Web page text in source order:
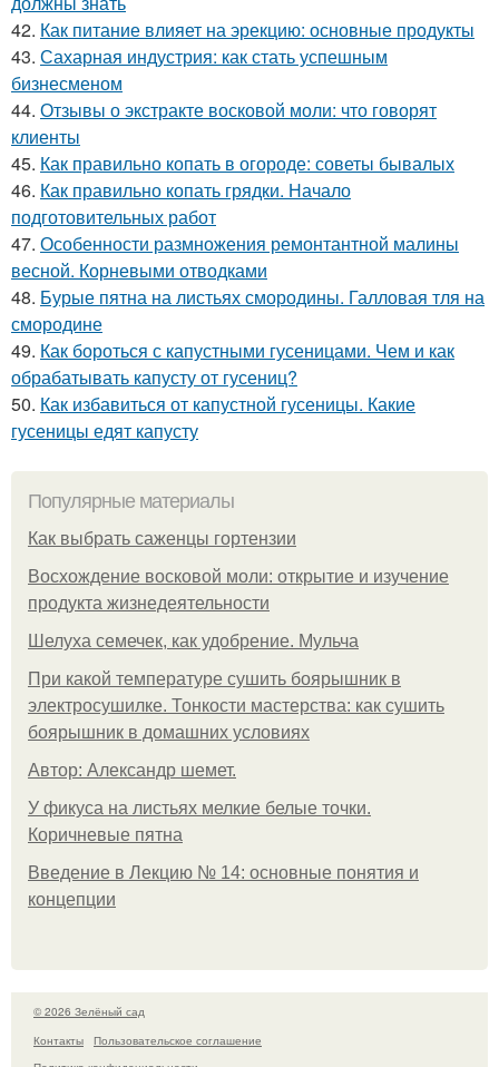
42. Как питание влияет на эрекцию: основные продукты
43. Сахарная индустрия: как стать успешным
бизнесменом
44. Отзывы о экстракте восковой моли: что говорят
клиенты
45. Как правильно копать в огороде: советы бывалых
46. Как правильно копать грядки. Начало
подготовительных работ
47. Особенности размножения ремонтантной малины
весной. Корневыми отводками
48. Бурые пятна на листьях смородины. Галловая тля на
смородине
49. Как бороться с капустными гусеницами. Чем и как
обрабатывать капусту от гусениц?
50. Как избавиться от капустной гусеницы. Какие
гусеницы едят капусту
Популярные материалы
Как выбрать саженцы гортензии
Восхождение восковой моли: открытие и изучение
продукта жизнедеятельности
Шелуха семечек, как удобрение. Мульча
При какой температуре сушить боярышник в
электросушилке. Тонкости мастерства: как сушить
боярышник в домашних условиях
Автор: Александр шемет.
У фикуса на листьях мелкие белые точки.
Коричневые пятна
Введение в Лекцию № 14: основные понятия и
концепции
© 2026 Зелёный сад
Контакты
Пользовательское соглашение